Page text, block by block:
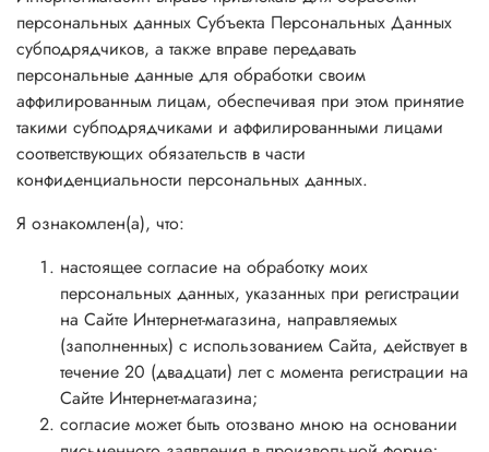
персональных данных Субъекта Персональных Данных
субподрядчиков, а также вправе передавать
персональные данные для обработки своим
аффилированным лицам, обеспечивая при этом принятие
такими субподрядчиками и аффилированными лицами
соответствующих обязательств в части
конфиденциальности персональных данных.
Я ознакомлен(а), что:
настоящее согласие на обработку моих
персональных данных, указанных при регистрации
на Сайте Интернет-магазина, направляемых
(заполненных) с использованием Cайта, действует в
течение 20 (двадцати) лет с момента регистрации на
Cайте Интернет-магазина;
согласие может быть отозвано мною на основании